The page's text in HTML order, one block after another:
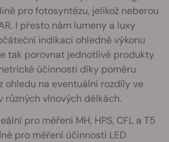
pro fotosyntézu, jelikož neberou
I přesto nám lumeny a luxy
indikaci ohledně výkonu
tak porovnat jednotlivé produkty
účinnosti díky poměru
ohledu na eventuální rozdíly ve
různých vlnových délkách.
pro měření MH, HPS, CFL a T5
pro měření účinnosti LED